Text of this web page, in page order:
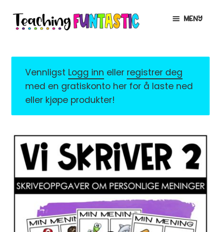
Hopp
til
Hopp
til
MENY
UNDERMENY
MIN KONTO
UNDERMENY
LISENSER
UTVID
UNDERMENY
TIPSHJØRNET
KURS
Vennligst Logg inn eller registrer deg
med en gratiskonto her for å laste ned
eller kjøpe produkter!